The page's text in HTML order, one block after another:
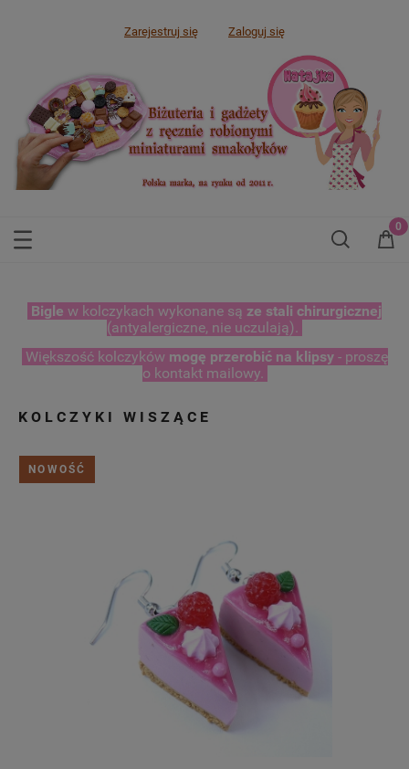
Zarejestruj się Zaloguj się
Bigle w kolczykach wykonane są ze stali chirurgicznej
(antyalergiczne, nie uczulają).
Większość kolczyków mogę przerobić na klipsy- proszę
o kontakt mailowy.
KOLCZYKI WISZĄCE
NOWOŚĆ